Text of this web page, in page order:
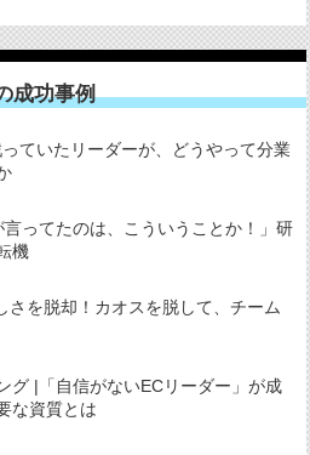
成功事例
ていたリーダーが、どうやって分業
ってたのは、こういうことか！」研
機
さを脱却！カオスを脱して、チーム
グ |「自信がないECリーダー」が成
な資質とは